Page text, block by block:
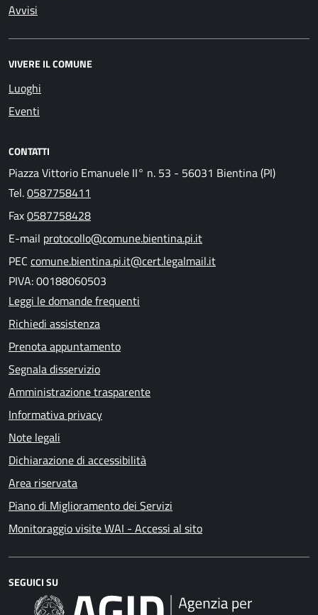
Avvisi
VIVERE IL COMUNE
Luoghi
Eventi
CONTATTI
Piazza Vittorio Emanuele II° n. 53 - 56031 Bientina (PI)
Tel.0587758411
Fax0587758428
E-mail protocollo@comune.bientina.pi.it
PEC comune.bientina.pi.it@cert.legalmail.it
PIVA: 00188060503
Leggi le domande frequenti
Richiedi assistenza
Prenota appuntamento
Segnala disservizio
Amministrazione trasparente
Informativa privacy
Note legali
Dichiarazione di accessibilità
Area riservata
Piano di Miglioramento dei Servizi
Monitoraggio visite WAI - Accessi al sito
SEGUICI SU